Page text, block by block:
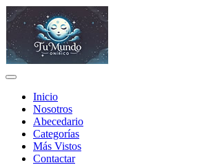
Inicio
Nosotros
Abecedario
Categorías
Más Vistos
Contactar